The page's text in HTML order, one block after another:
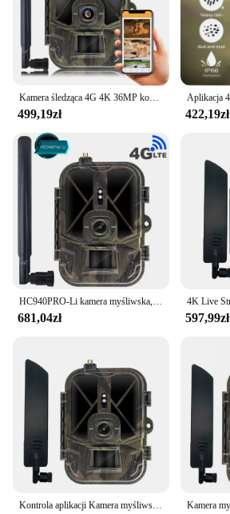
Kamera śledząca 4G 4K 36MP kontrola aplikacji kamera myśliwska chmur gra na zewnątrz kamera noktowizyjna wykrywająca 120 ° rozpoznanie dzikich zwierząt
499,19zł 422,19zł
HC940PRO-Li kamera myśliwska, 36MP, 4K, fotopułapki, 10000mAh Li-Battery, sterowanie aplikacją, usługa chmurowa do monitorowania dzikiej przyrody
681,04zł 597,99zł
Kontrola aplikacji Kamera myśliwska 4K 30fps z akumulatorem litowym 10000mAh HC940PRO-Li 36MP Usługa chmurkowa do monitorowania dzikiej przyrody Pułapki fotograficzne